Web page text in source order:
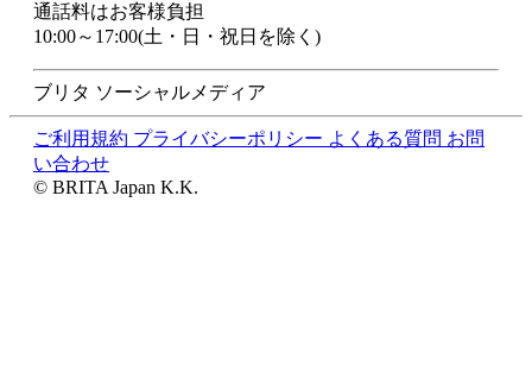
通話料はお客様負担
10:00～17:00(土・日・祝日を除く)
ブリタ ソーシャルメディア
ご利用規約 プライバシーポリシー よくある質問 お問
い合わせ
© BRITA Japan K.K.